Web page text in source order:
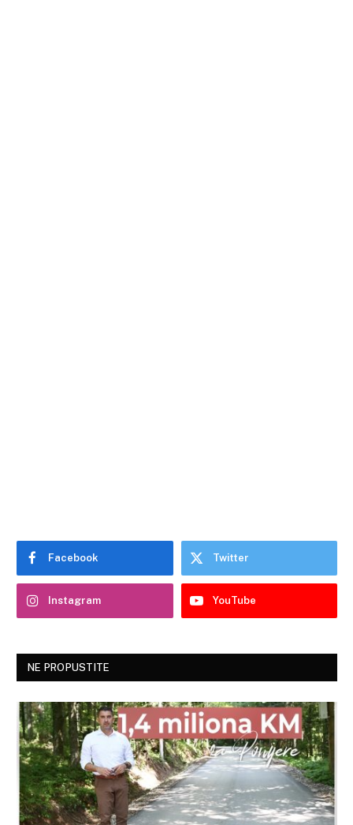
Facebook Twitter
Instagram YouTube
NE PROPUSTITE